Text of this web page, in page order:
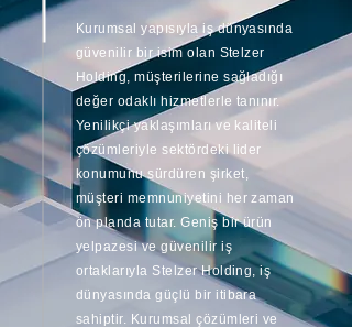
Kurumsal yapısıyla iş dünyasında
güvenilir bir isim olan Stelzer
Holding, müşterilerine sağladığı
değer odaklı hizmetlerle tanınır.
Yenilikçi yaklaşımları ve kaliteli
çözümleriyle sektördeki lider
konumunu sürdüren şirket,
müşteri memnuniyetini her zaman
ön planda tutar. Geniş bir ürün
yelpazesi ve güvenilir iş
ortaklarıyla Stelzer Holding, iş
dünyasında güçlü bir itibara
sahiptir. Kurumsal çözümleri ve